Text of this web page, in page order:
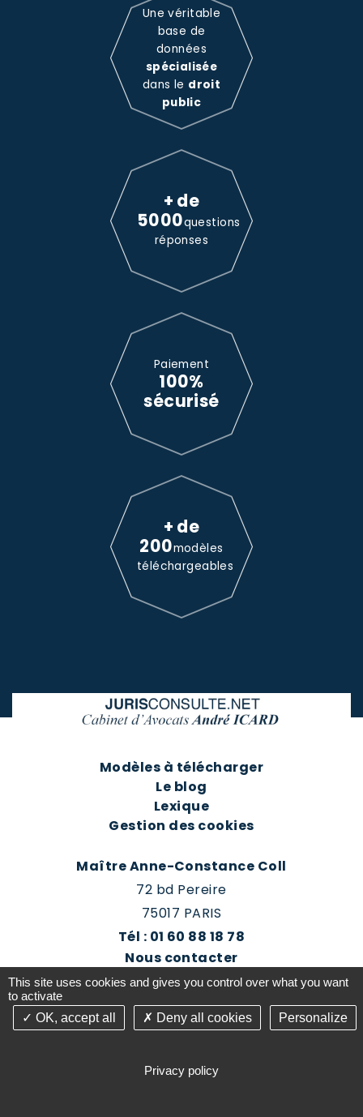
Une véritable
base de
données
spécialisée
dans le droit
public
+ de
5000questions
réponses
Paiement
100%
sécurisé
+ de
200modèles
téléchargeables
Modèles à télécharger
Le blog
Lexique
Gestion des cookies
Maître Anne-Constance Coll
72 bd Pereire
75017 PARIS
Tél : 01 60 88 18 78
Nous contacter
Prendre rendez-vous
This site uses cookies and gives you control over what you want
to activate
OK, accept all
Deny all cookies Personalize
Privacy policy